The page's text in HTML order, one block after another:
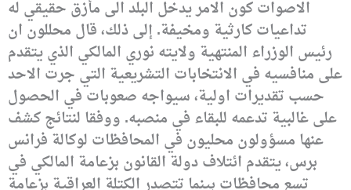
الاصوات كون الامر يدخل البلد الى مأزق حقيقي له
تداعيات كارثية ومخيفة. إلى ذلك، قال محللون ان
رئيس الوزراء المنتهية ولايته نوري المالكي الذي يتقدم
على منافسيه في الانتخابات التشريعية التي جرت الاحد
حسب تقديرات اولية، سيواجه صعوبات في الحصول
على غالبية تدعمه للبقاء في منصبه. ووفقا لنتائج كشف
عنها مسؤولون محليون في المحافظات لوكالة فرانس
برس، يتقدم ائتلاف دولة القانون بزعامة المالكي في